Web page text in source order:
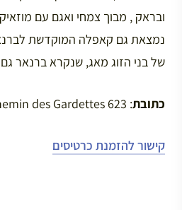
ובראק , מבוך צמחי ואגם עם
נמצאת גם קאפלה המוקדשת
של בני הזוג מאג, שנקרא ברנאר
כתובת: 623 chemin des Gardettes
קישור להזמנת כרטיסים